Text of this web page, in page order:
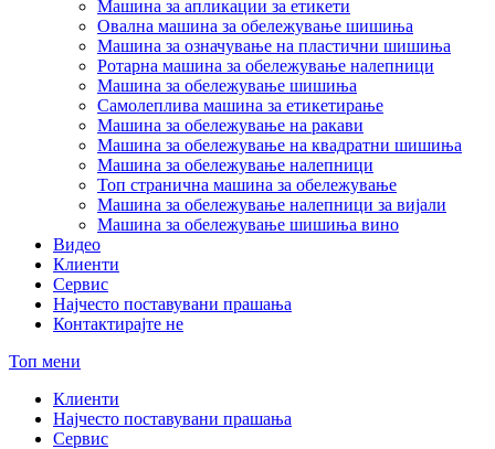
Машина за апликации за етикети
Овална машина за обележување шишиња
Машина за означување на пластични шишиња
Ротарна машина за обележување налепници
Машина за обележување шишиња
Самолеплива машина за етикетирање
Машина за обележување на ракави
Машина за обележување на квадратни шишиња
Машина за обележување налепници
Топ странична машина за обележување
Машина за обележување налепници за вијали
Машина за обележување шишиња вино
Видео
Клиенти
Сервис
Најчесто поставувани прашања
Контактирајте не
Топ мени
Клиенти
Најчесто поставувани прашања
Сервис